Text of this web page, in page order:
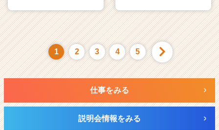
1 2 3 4 5
仕事をみる
説明会情報をみる